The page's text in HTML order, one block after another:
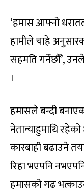
‘हमास आफ्नो
हामीले चाहे
सहमति गर्नेछौँ’,
।
हमासले बन्दी
नेतान्याहुमाथि
कारबाही बढाउने
रिहा भएपनि
हमासको गढ